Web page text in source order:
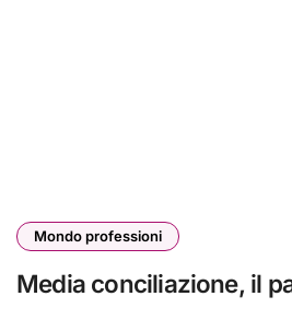
Mondo professioni
Media conciliazione, il